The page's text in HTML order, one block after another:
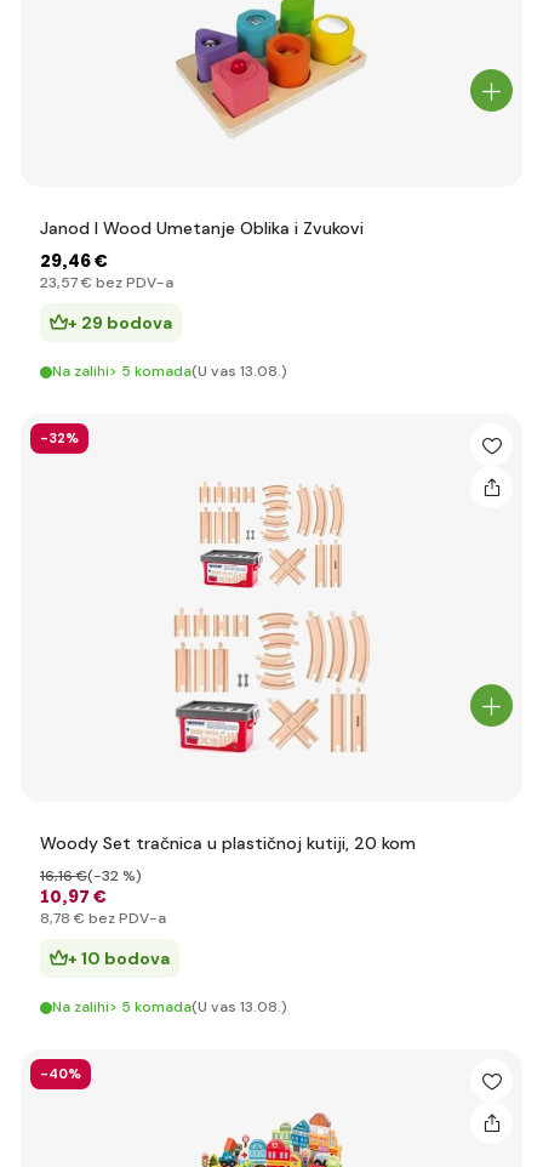
Janod I Wood Umetanje Oblika i Zvukovi
29,46 €
23,57 € bez PDV-a
+ 29 bodova
Na zalihi> 5 komada(U vas 13.08.)
-32%
Woody Set tračnica u plastičnoj kutiji, 20 kom
10,97 €
16,16 €(-32 %)
8,78 € bez PDV-a
+ 10 bodova
Na zalihi> 5 komada(U vas 13.08.)
-40%